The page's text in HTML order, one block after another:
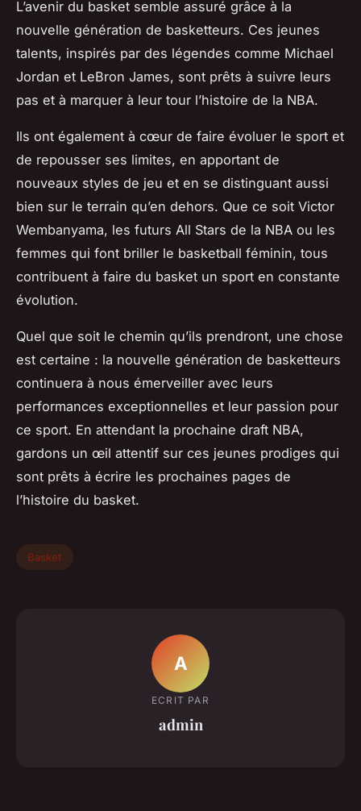
L’avenir du basket semble assuré grâce à la
nouvelle génération de basketteurs. Ces jeunes
talents, inspirés par des légendes comme Michael
Jordan et LeBron James, sont prêts à suivre leurs
pas et à marquer à leur tour l’histoire de la NBA.
Ils ont également à cœur de faire évoluer le sport et
de repousser ses limites, en apportant de
nouveaux styles de jeu et en se distinguant aussi
bien sur le terrain qu’en dehors. Que ce soit Victor
Wembanyama, les futurs All Stars de la NBA ou les
femmes qui font briller le basketball féminin, tous
contribuent à faire du basket un sport en constante
évolution.
Quel que soit le chemin qu’ils prendront, une chose
est certaine : la nouvelle génération de basketteurs
continuera à nous émerveiller avec leurs
performances exceptionnelles et leur passion pour
ce sport. En attendant la prochaine draft NBA,
gardons un œil attentif sur ces jeunes prodiges qui
sont prêts à écrire les prochaines pages de
l’histoire du basket.
Basket
A
ECRIT PAR
admin